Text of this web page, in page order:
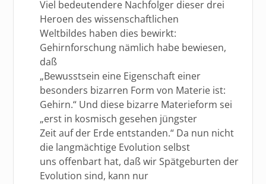
Viel bedeutendere Nachfolger dieser drei
Heroen des wissenschaftlichen
Weltbildes haben dies bewirkt:
Gehirnforschung nämlich habe bewiesen,
daß
„Bewusstsein eine Eigenschaft einer
besonders bizarren Form von Materie ist:
Gehirn.“ Und diese bizarre Materieform sei
„erst in kosmisch gesehen jüngster
Zeit auf der Erde entstanden.“ Da nun nicht
die langmächtige Evolution selbst
uns offenbart hat, daß wir Spätgeburten der
Evolution sind, kann nur